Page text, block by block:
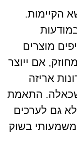
הקיימות.
מוצרים
אם ייוצר
אריזה
שכאלה. התאמת
גם לערכים
משמעותי בשוק